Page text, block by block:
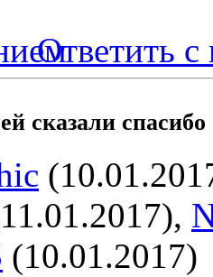
Ответить с
сказали
(10.01.2017)